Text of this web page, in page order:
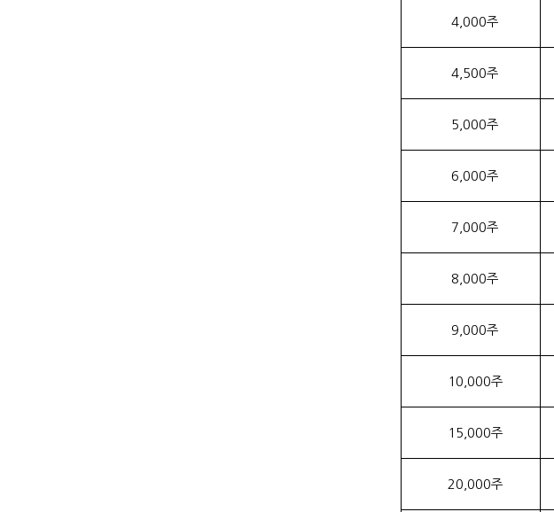
4,000주
4,500주
5,000주
6,000주
7,000주
8,000주
9,000주
10,000주
15,000주
20,000주